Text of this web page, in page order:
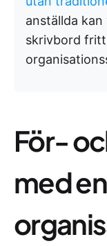
anställda
skrivbord
För-
med